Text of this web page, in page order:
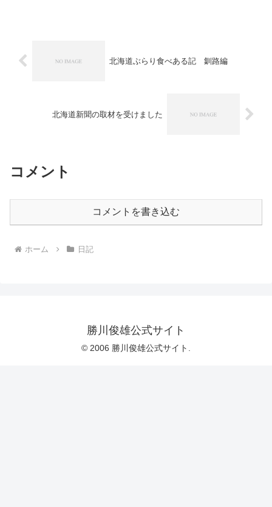
北海道ぶらり食べある記 釧路編
北海道新聞の取材を受けました
コメント
コメントを書き込む
ホーム 日記
勝川俊雄公式サイト
© 2006 勝川俊雄公式サイト.